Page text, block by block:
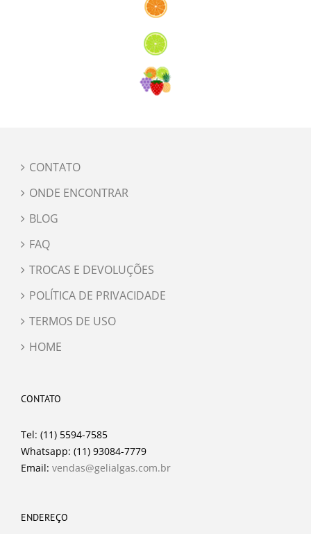
CONTATO
ONDE ENCONTRAR
BLOG
FAQ
TROCAS E DEVOLUÇÕES
POLÍTICA DE PRIVACIDADE
TERMOS DE USO
HOME
CONTATO
Tel: (11) 5594-7585
Whatsapp: (11) 93084-7779
Email: vendas@gelialgas.com.br
ENDEREÇO